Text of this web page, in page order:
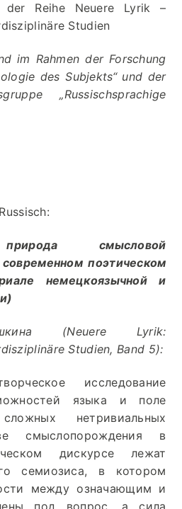
Reihe Neuere Lyrik –
Studien
im Rahmen der Forschung
des Subjekts“ und der
„Russischsprachige
смысловой
поэтическом
немецкоязычной и
(Neuere Lyrik:
Studien, Band 5):
исследование
языка и поле
нетривиальных
смыслопорождения в
дискурсе лежат
семиозиса, в котором
между означающим и
под вопрос, а сила